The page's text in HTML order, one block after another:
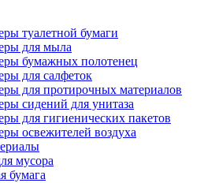
туалетной бумаги
для мыла
бумажных полотенец
для салфеток
для протирочных материалов
сидений для унитаза
для гигиенических пакетов
освежителей воздуха
мусора
бумага